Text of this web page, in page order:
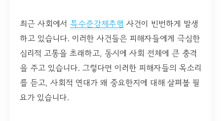
최근 사회에서 특수준강제추행 사건이 빈번하게 발생
하고 있습니다. 이러한 사건들은 피해자들에게 극심한
심리적 고통을 초래하고, 동시에 사회 전체에 큰 충격
을 주고 있습니다. 그렇다면 이러한 피해자들의 목소리
를 듣고, 사회적 연대가 왜 중요한지에 대해 살펴볼 필
요가 있습니다.